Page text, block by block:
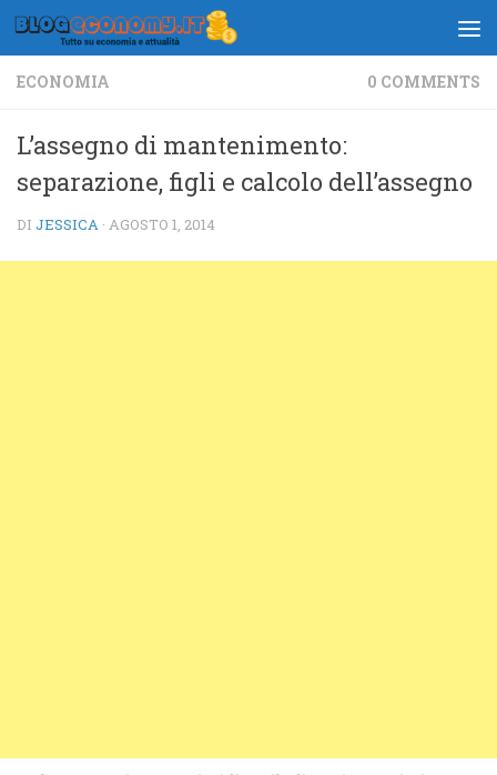
Salta al contenuto
ECONOMIA 0 COMMENTS
L’assegno di mantenimento:
separazione, figli e calcolo dell’assegno
DI JESSICA · AGOSTO 1, 2014